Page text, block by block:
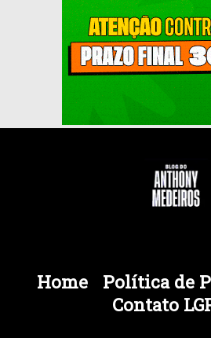
Home
Política de
Contato